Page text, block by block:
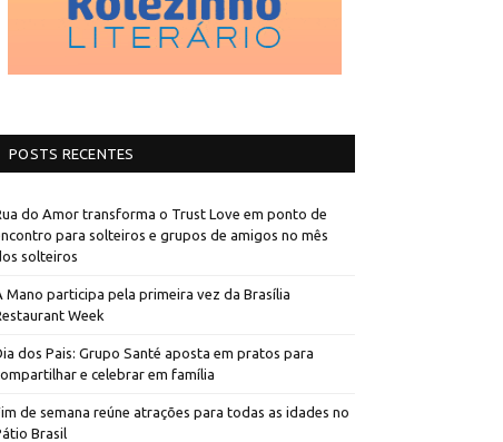
POSTS RECENTES
do Amor transforma o Trust Love em ponto de
para solteiros e grupos de amigos no mês
solteiros
Mano participa pela primeira vez da Brasília
Week
dos Pais: Grupo Santé aposta em pratos para
e celebrar em família
de semana reúne atrações para todas as idades no
Brasil